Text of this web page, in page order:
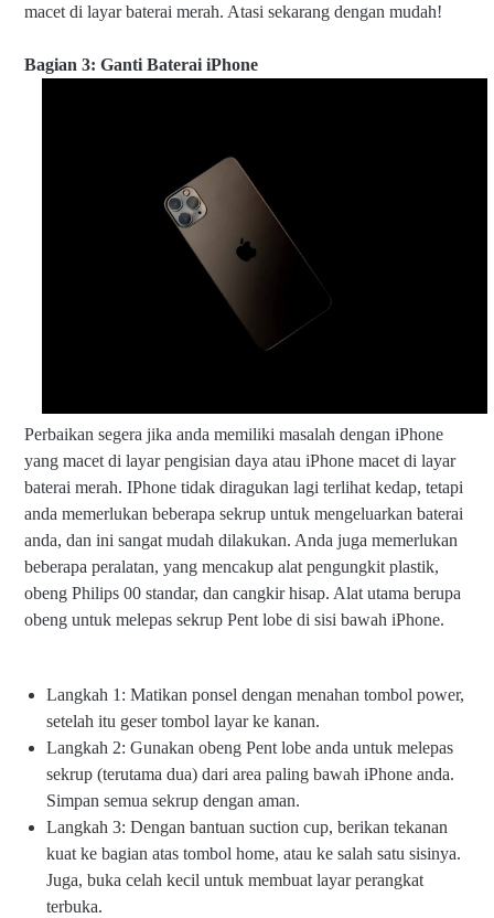
macet di layar baterai merah. Atasi sekarang dengan mudah!
Bagian 3: Ganti Baterai iPhone
Perbaikan segera jika anda memiliki masalah dengan iPhone
yang macet di layar pengisian daya atau iPhone macet di layar
baterai merah. IPhone tidak diragukan lagi terlihat kedap, tetapi
anda memerlukan beberapa sekrup untuk mengeluarkan baterai
anda, dan ini sangat mudah dilakukan. Anda juga memerlukan
beberapa peralatan, yang mencakup alat pengungkit plastik,
obeng Philips 00 standar, dan cangkir hisap. Alat utama berupa
obeng untuk melepas sekrup Pent lobe di sisi bawah iPhone.
Langkah 1: Matikan ponsel dengan menahan tombol power,
setelah itu geser tombol layar ke kanan.
Langkah 2: Gunakan obeng Pent lobe anda untuk melepas
sekrup (terutama dua) dari area paling bawah iPhone anda.
Simpan semua sekrup dengan aman.
Langkah 3: Dengan bantuan suction cup, berikan tekanan
kuat ke bagian atas tombol home, atau ke salah satu sisinya.
Juga, buka celah kecil untuk membuat layar perangkat
terbuka.